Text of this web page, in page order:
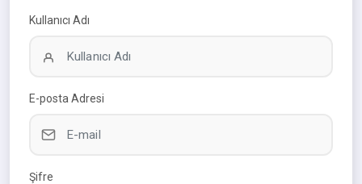
Kullanıcı Adı
E-posta Adresi
Şifre